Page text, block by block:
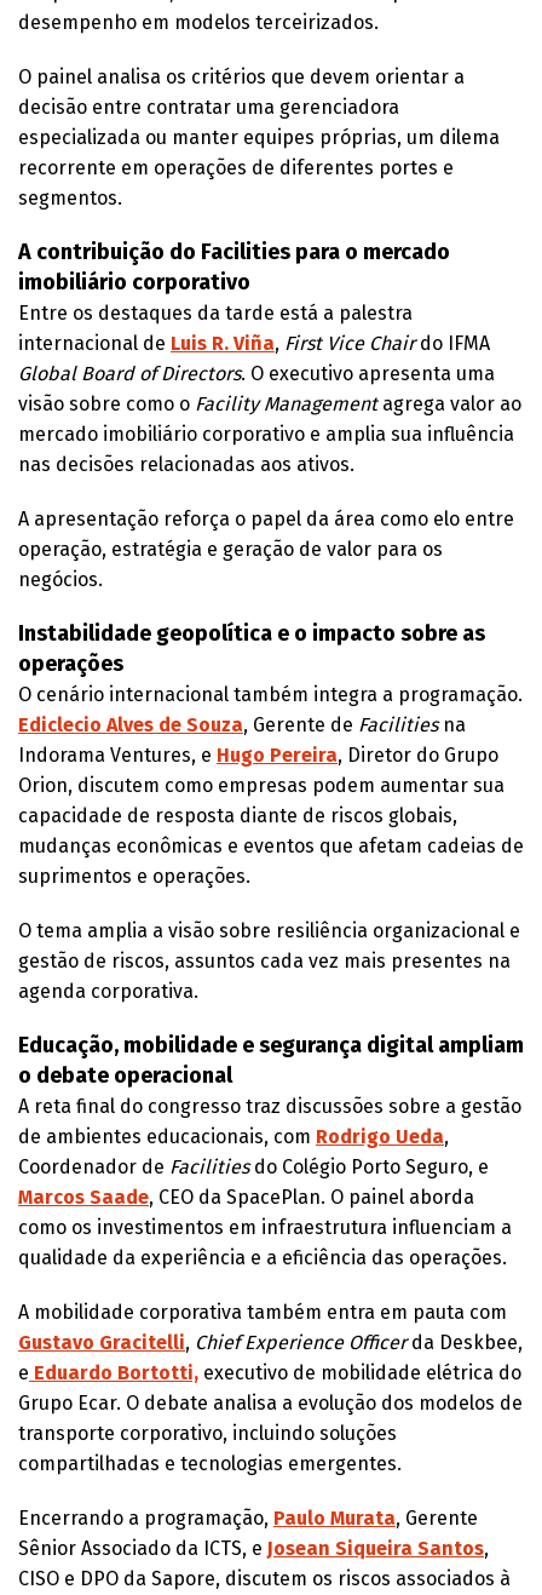
desempenho em modelos terceirizados.
O painel analisa os critérios que devem orientar a
decisão entre contratar uma gerenciadora
especializada ou manter equipes próprias, um dilema
recorrente em operações de diferentes portes e
segmentos.
A contribuição do Facilities para o mercado
imobiliário corporativo
Entre os destaques da tarde está a palestra
internacional de Luis R. Viña, First Vice Chairdo IFMA
Global Board of Directors. O executivo apresenta uma
visão sobre como o Facility Managementagrega valor ao
mercado imobiliário corporativo e amplia sua influência
nas decisões relacionadas aos ativos.
A apresentação reforça o papel da área como elo entre
operação, estratégia e geração de valor para os
negócios.
Instabilidade geopolítica e o impacto sobre as
operações
O cenário internacional também integra a programação.
Ediclecio Alves de Souza, Gerente de Facilities na
Indorama Ventures, e Hugo Pereira, Diretor do Grupo
Orion, discutem como empresas podem aumentar sua
capacidade de resposta diante de riscos globais,
mudanças econômicas e eventos que afetam cadeias de
suprimentos e operações.
O tema amplia a visão sobre resiliência organizacional e
gestão de riscos, assuntos cada vez mais presentes na
agenda corporativa.
Educação, mobilidade e segurança digital ampliam
o debate operacional
A reta final do congresso traz discussões sobre a gestão
de ambientes educacionais, com Rodrigo Ueda,
Coordenador de Facilitiesdo Colégio Porto Seguro, e
Marcos Saade, CEO da SpacePlan. O painel aborda
como os investimentos em infraestrutura influenciam a
qualidade da experiência e a eficiência das operações.
A mobilidade corporativa também entra em pauta com
Gustavo Gracitelli, Chief Experience Officerda Deskbee,
e Eduardo Bortotti, executivo de mobilidade elétrica do
Grupo Ecar. O debate analisa a evolução dos modelos de
transporte corporativo, incluindo soluções
compartilhadas e tecnologias emergentes.
Encerrando a programação, Paulo Murata, Gerente
Sênior Associado da ICTS, e Josean Siqueira Santos,
CISO e DPO da Sapore, discutem os riscos associados à